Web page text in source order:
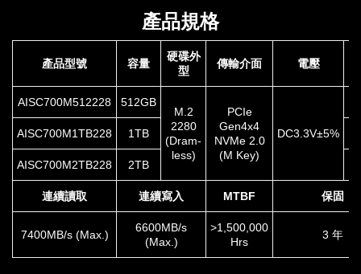
產品規格
產品型號 容量
硬碟外
型
傳輸介面 電壓
AISC700M512228 512GB
M.2
2280
(Dram-
less)
PCIe
Gen4x4
NVMe 2.0
(M Key)
DC3.3V±5%
AISC700M1TB228 1TB
AISC700M2TB228 2TB
連續讀取 連續寫入 MTBF 保固
7400MB/s (Max.)
6600MB/s
(Max.)
>1,500,000
Hrs
3 年